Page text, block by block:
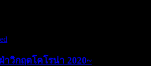
าวิกฤตโคโรน่า 2020~